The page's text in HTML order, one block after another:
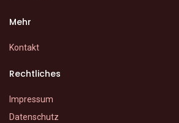
Mehr
Kontakt
Rechtliches
Impressum
Datenschutz